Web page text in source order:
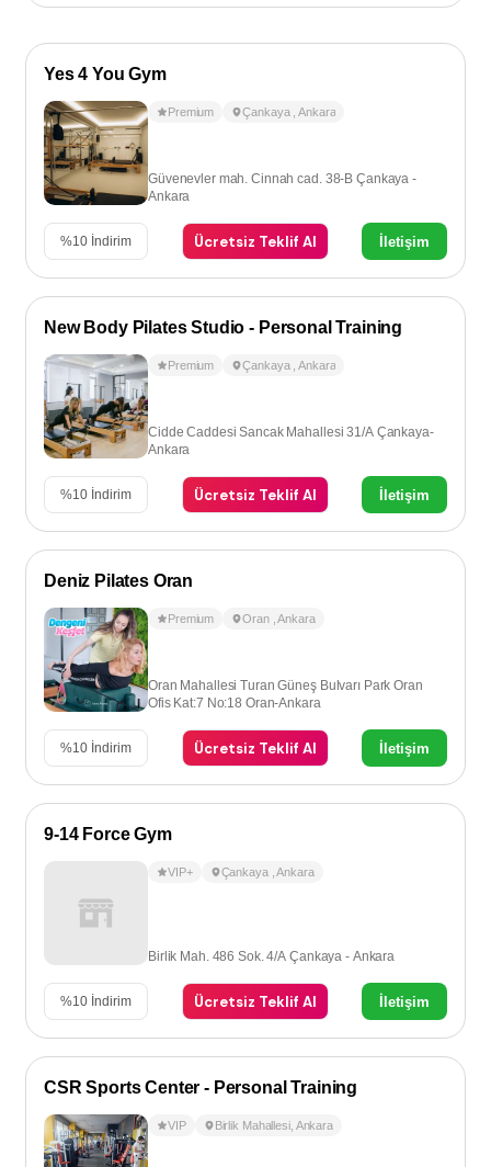
Yes 4 You Gym
Premium Çankaya ,Ankara
Güvenevler mah. Cinnah cad. 38-B Çankaya -
Ankara
%10 İndirim Ücretsiz Teklif Al İletişim
New Body Pilates Studio - Personal Training
Premium Çankaya ,Ankara
Cidde Caddesi Sancak Mahallesi 31/A Çankaya-
Ankara
%10 İndirim Ücretsiz Teklif Al İletişim
Deniz Pilates Oran
Premium Oran ,Ankara
Oran Mahallesi Turan Güneş Bulvarı Park Oran
Ofis Kat:7 No:18 Oran-Ankara
%10 İndirim Ücretsiz Teklif Al İletişim
9-14 Force Gym
VIP+ Çankaya ,Ankara
Birlik Mah. 486 Sok. 4/A Çankaya - Ankara
%10 İndirim Ücretsiz Teklif Al İletişim
CSR Sports Center - Personal Training
VIP Birlik Mahallesi, Ankara